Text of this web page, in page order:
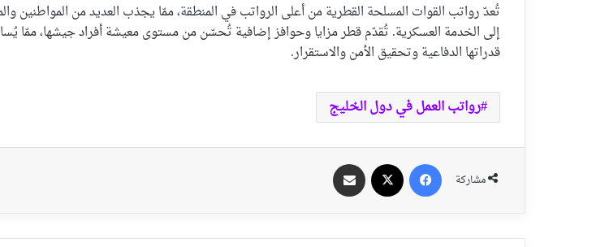
تُعدّ رواتب القوات المسلحة القطرية من أعلى الرواتب في المنطقة، ممّا يجذب العديد من المواطنين
إلى الخدمة العسكرية. تُقدّم قطر مزايا وحوافز إضافية تُحسّن من مستوى معيشة أفراد جيشها، ممّا
قدراتها الدفاعية وتحقيق الأمن والاستقرار.
رواتب العمل في دول الخليج
مشاركة
فيسبوك